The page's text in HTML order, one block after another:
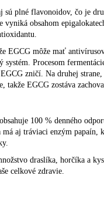
sú plné flavonoidov, čo je
vyniká obsahom
EGCG môže mať
systém. Procesom
zničí. Na druhej
takže EGCG zostáva
100 % denného
má aj tráviaci enzým papaín,
draslíka, horčíka a
celkové zdravie.